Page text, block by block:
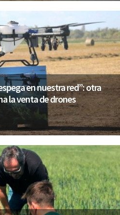
en nuestra red”: otra
la venta de drones